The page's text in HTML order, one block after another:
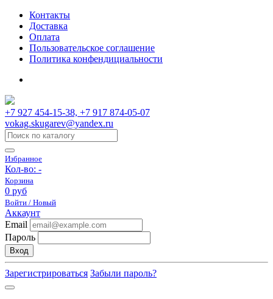
Контакты
Доставка
Оплата
Пользовательское соглашение
Политика конфендициальности
+7 927 454-15-38, +7 917 874-05-07
vokag.skugarev@yandex.ru
Избранное
Кол-во: -
Корзина
0 руб
Войти / Новый
Аккаунт
Email
Пароль
Вход
Зарегистрироваться Забыли пароль?